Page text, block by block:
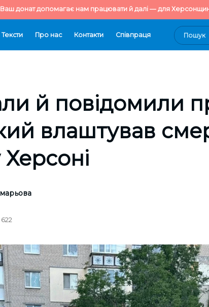
Ваш донат допомагає нам працювати й далі — для Херсонщини
Тексти Про нас Контакти Cпівпраця
й повідомили
влаштував
622